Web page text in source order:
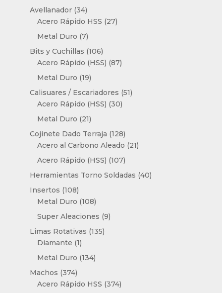
Avellanador 3434
productos
Acero Rápido HSS 2727
Metal Duro 77
productos
Bits y Cuchillas 106106
productos
Acero Rápido (HSS) 8787
Metal Duro 1919
productos
Calisuares / Escariadores 5151
Acero Rápido (HSS) 3030
Metal Duro 2121
productos
Cojinete Dado Terraja 128128
productos
Acero al Carbono Aleado 2121
Acero Rápido (HSS) 107107
productos
Herramientas Torno Soldadas 4040
Insertos 108108
productos
Metal Duro 108108
productos
Super Aleaciones 99
Limas Rotativas 135135
Diamante 11
producto
Metal Duro 134134
Machos 374374
productos
Acero Rápido HSS 374374